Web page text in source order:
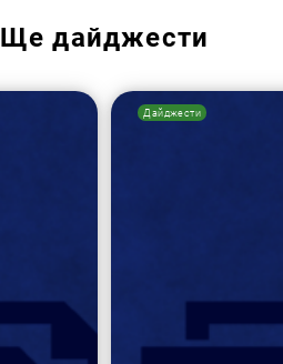
Щедайджести
Дайджести